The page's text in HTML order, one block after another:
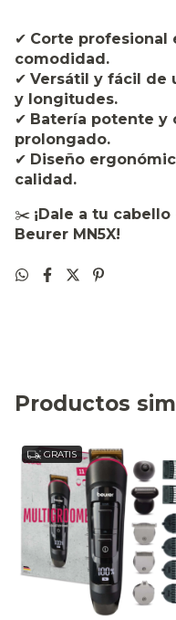
✔ Corte profesional
comodidad.
✔ Versátil y fácil de
y longitudes.
✔ Batería potente y
prolongado.
✔ Diseño
calidad.
✂️ ¡Dale a tu
Beurer MN5X!
Productos
GRATIS